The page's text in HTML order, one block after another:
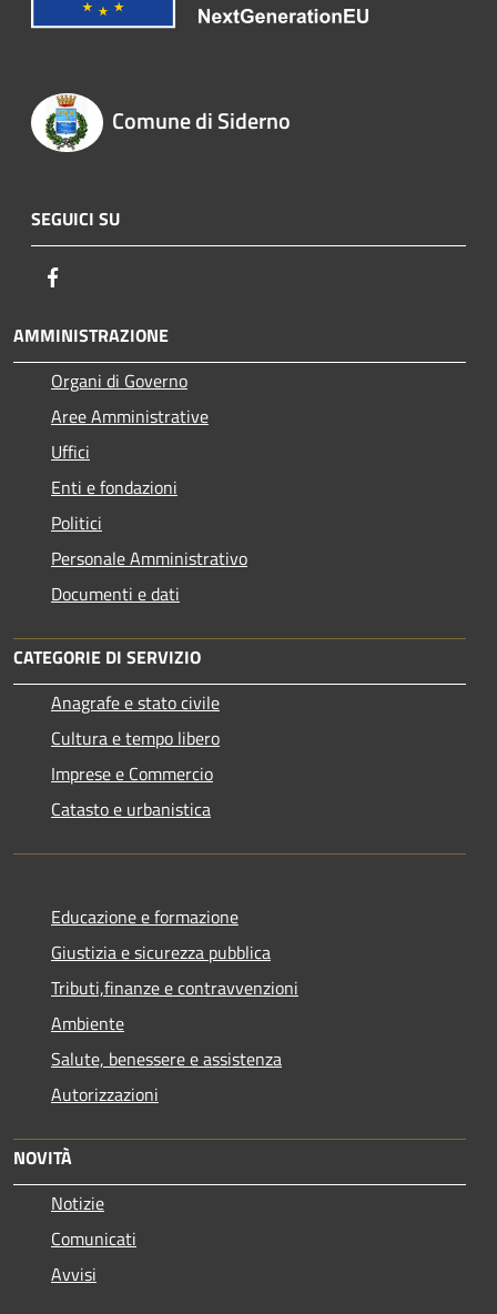
Comune di Siderno
SEGUICI SU
AMMINISTRAZIONE
Organi di Governo
Aree Amministrative
Uffici
Enti e fondazioni
Politici
Personale Amministrativo
Documenti e dati
CATEGORIE DI SERVIZIO
Anagrafe e stato civile
Cultura e tempo libero
Imprese e Commercio
Catasto e urbanistica
Educazione e formazione
Giustizia e sicurezza pubblica
Tributi,finanze e contravvenzioni
Ambiente
Salute, benessere e assistenza
Autorizzazioni
NOVITÀ
Notizie
Comunicati
Avvisi